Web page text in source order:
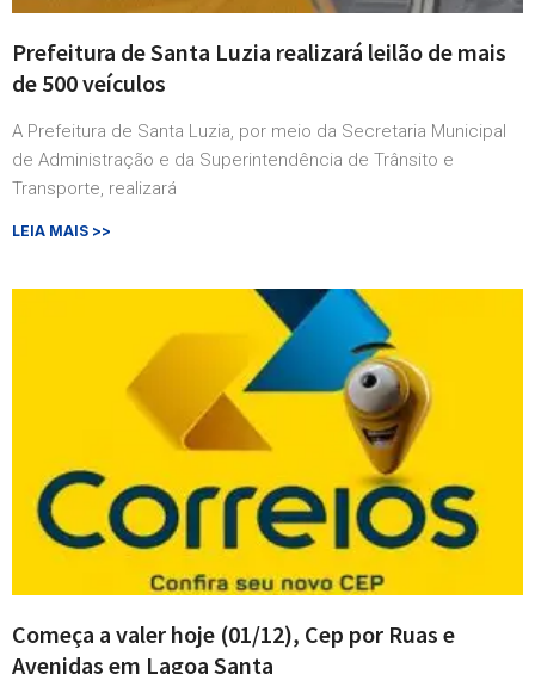
Prefeitura de Santa Luzia realizará leilão de mais
de 500 veículos
A Prefeitura de Santa Luzia, por meio da Secretaria Municipal
de Administração e da Superintendência de Trânsito e
Transporte, realizará
LEIA MAIS >>
Começa a valer hoje (01/12), Cep por Ruas e
Avenidas em Lagoa Santa